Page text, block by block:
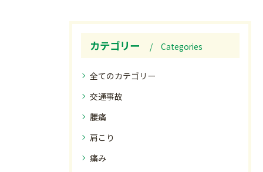
カテゴリー Categories
全てのカテゴリー
交通事故
腰痛
肩こり
痛み